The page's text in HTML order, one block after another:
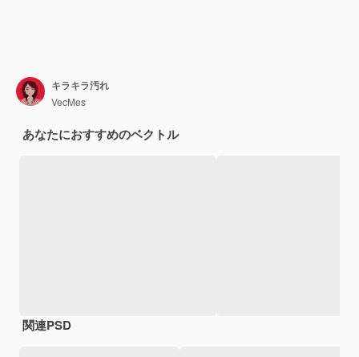
キラキラ汚れ
VecMes
あなたにおすすめのベクトル
関連PSD